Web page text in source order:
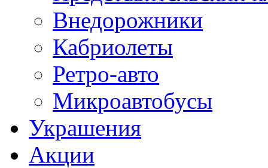
Внедорожники
Кабриолеты
Ретро-авто
Микроавтобусы
Украшения
Акции